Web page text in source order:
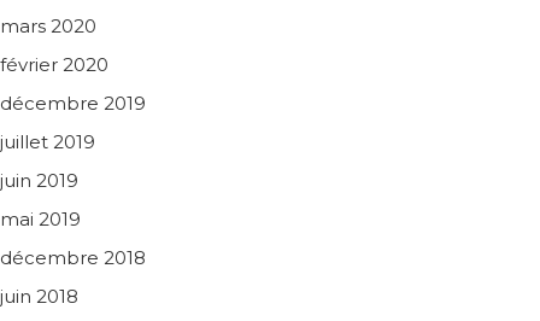
mars 2020
février 2020
décembre 2019
juillet 2019
juin 2019
mai 2019
décembre 2018
juin 2018